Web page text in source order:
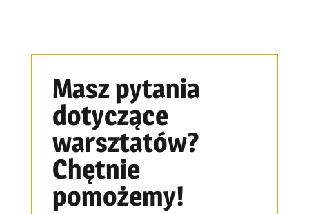
Masz pytania
dotyczące
warsztatów?
Chętnie
pomożemy!